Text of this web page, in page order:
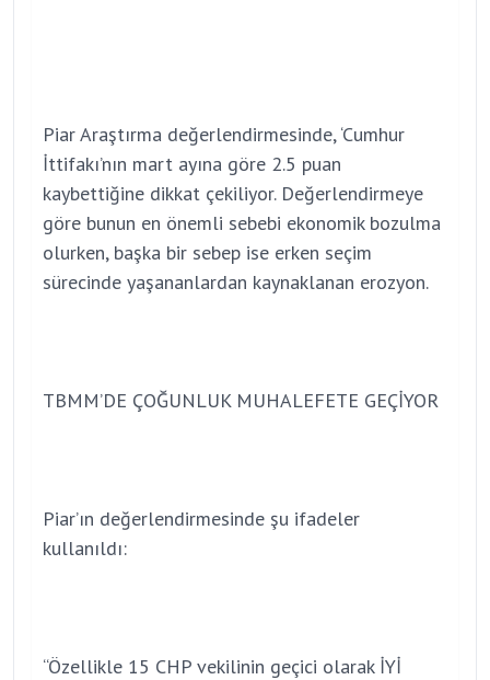
Piar Araştırma değerlendirmesinde, ‘Cumhur
İttifakı’nın mart ayına göre 2.5 puan
kaybettiğine dikkat çekiliyor. Değerlendirmeye
göre bunun en önemli sebebi ekonomik bozulma
olurken, başka bir sebep ise erken seçim
sürecinde yaşananlardan kaynaklanan erozyon.
TBMM’DE ÇOĞUNLUK MUHALEFETE GEÇİYOR
Piar’ın değerlendirmesinde şu ifadeler
kullanıldı:
“Özellikle 15 CHP vekilinin geçici olarak İYİ